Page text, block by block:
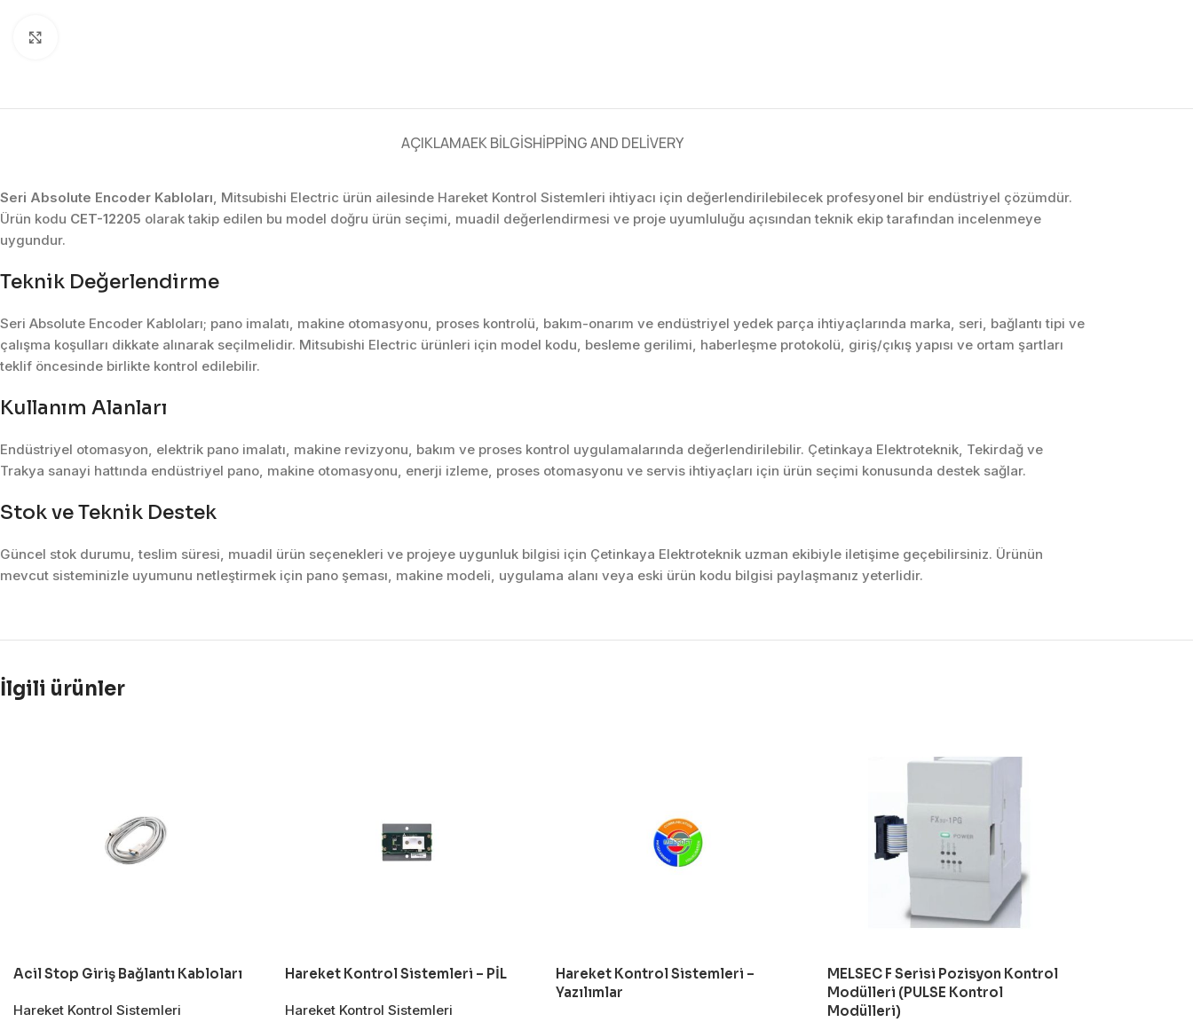
Makine Otomasyonu
Proses Otomasyonu
Robotik ve Hareket
AÇIKLAMAEK BILGISHIPPING AND DELIVERY
Seri Absolute Encoder Kabloları, Mitsubishi Electric ürün ailesinde Hareket Kontrol Sistemleri ihtiyacı için değerlendirilebilecek profesyonel bir endüstriyel çözümdür.
Ürün kodu CET-12205 olarak takip edilen bu model doğru ürün seçimi, muadil değerlendirmesi ve proje uyumluluğu açısından teknik ekip tarafından incelenmeye
uygundur.
Teknik Değerlendirme
Seri Absolute Encoder Kabloları; pano imalatı, makine otomasyonu, proses kontrolü, bakım-onarım ve endüstriyel yedek parça ihtiyaçlarında marka, seri, bağlantı tipi ve
çalışma koşulları dikkate alınarak seçilmelidir. Mitsubishi Electric ürünleri için model kodu, besleme gerilimi, haberleşme protokolü, giriş/çıkış yapısı ve ortam şartları
teklif öncesinde birlikte kontrol edilebilir.
Kullanım Alanları
Endüstriyel otomasyon, elektrik pano imalatı, makine revizyonu, bakım ve proses kontrol uygulamalarında değerlendirilebilir. Çetinkaya Elektroteknik, Tekirdağ ve
Trakya sanayi hattında endüstriyel pano, makine otomasyonu, enerji izleme, proses otomasyonu ve servis ihtiyaçları için ürün seçimi konusunda destek sağlar.
Stok ve Teknik Destek
Güncel stok durumu, teslim süresi, muadil ürün seçenekleri ve projeye uygunluk bilgisi için Çetinkaya Elektroteknik uzman ekibiyle iletişime geçebilirsiniz. Ürünün
mevcut sisteminizle uyumunu netleştirmek için pano şeması, makine modeli, uygulama alanı veya eski ürün kodu bilgisi paylaşmanız yeterlidir.
İlgili ürünler
Acil Stop Giriş Bağlantı Kabloları
Hareket Kontrol Sistemleri
Hareket Kontrol Sistemleri – PİL
Hareket Kontrol Sistemleri
Hareket Kontrol Sistemleri –
Yazılımlar
MELSEC F Serisi Pozisyon Kontrol
Modülleri (PULSE Kontrol
Modülleri)